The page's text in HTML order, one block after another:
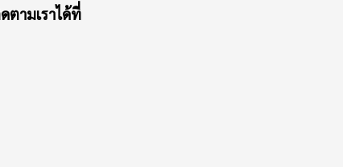
ตามเราได้ที่